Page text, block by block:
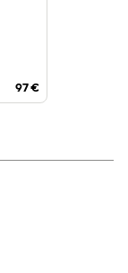
97 €